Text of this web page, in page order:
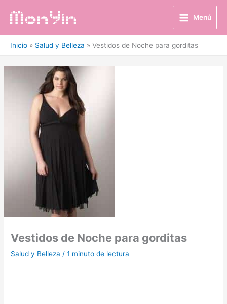
Menú
Inicio Salud y Belleza Vestidos de Noche para gorditas
Vestidos de Noche para gorditas
Salud y Belleza /1 minuto de lectura